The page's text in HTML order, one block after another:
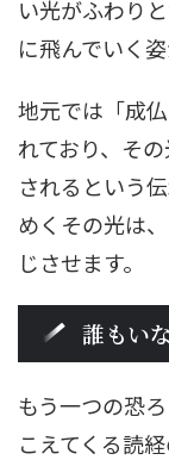
い光がふわり
に飛んでいく
地元では「成
れており、そ
されるという
めくその光は
じさせます。
誰もい
もう一つの恐
こえてくる読